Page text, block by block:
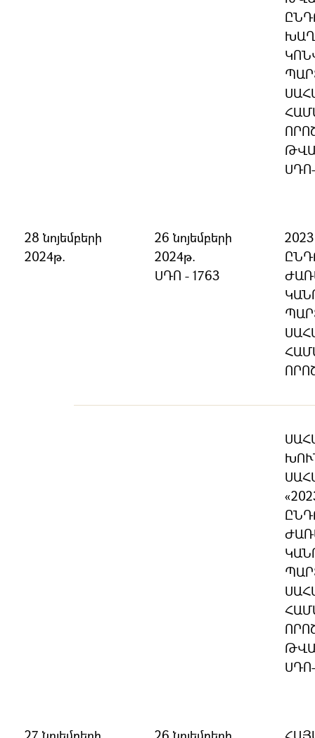
28 նոյեմբերի
2024թ.
26 նոյեմբերի
2024թ.
ՍԴՈ - 1763